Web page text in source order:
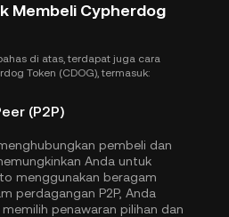
Membeli Cypherdog
di atas, terdapat juga cara
Token (CDOG), termasuk:
(P2P)
pembeli dan
Anda untuk
menggunakan beragam
perdagangan P2P, Anda
penawaran pilihan dan